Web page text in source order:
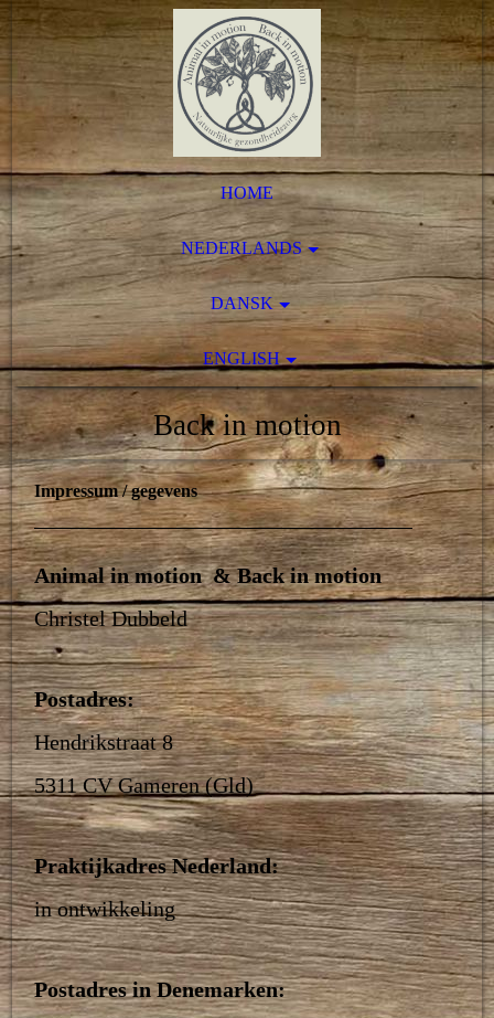
HOME
NEDERLANDS
DANSK
ENGLISH
Back in motion
Impressum / gegevens
Animal in motion & Back in motion
Christel Dubbeld
Postadres:
Hendrikstraat 8
5311 CV Gameren (Gld)
Praktijkadres Nederland:
in ontwikkeling
Postadres in Denemarken: